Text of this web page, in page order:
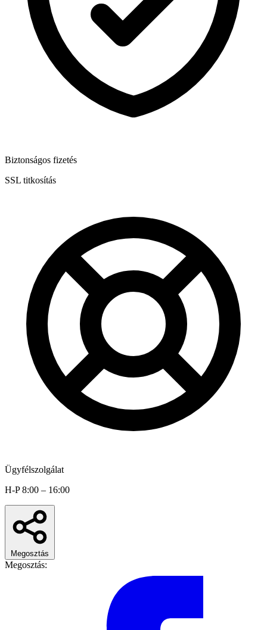
Biztonságos fizetés
SSL titkosítás
Ügyfélszolgálat
H-P 8:00 – 16:00
Megosztás
Megosztás: